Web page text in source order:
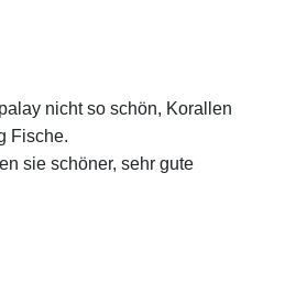
nicht so schön, Korallen
Fische.
sie schöner, sehr gute